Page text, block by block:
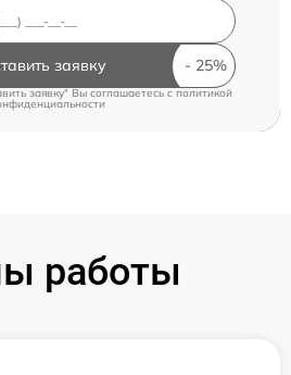
заявку
заявку" Вы соглашаетесь cполитикой
работы